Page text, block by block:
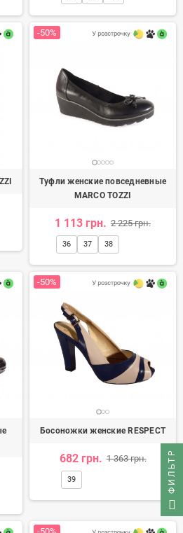
-50%
Туфли женские повседневные
MARCO TOZZI
1 113 грн. 2 225 грн.
36 37 38
-50%
Босоножки женские RESPECT
682 грн. 1 363 грн.
39 ФИЛЬТР